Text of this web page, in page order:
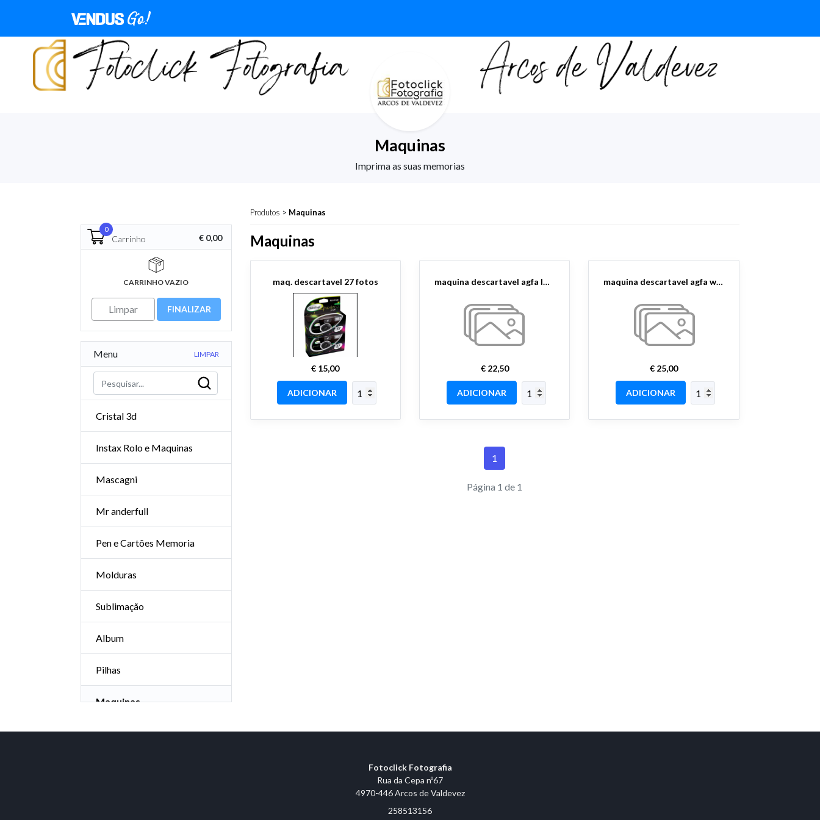
Maquinas
Imprima as suas memorias
Produtos > Maquinas
0
Carrinho € 0,00
CARRINHO VAZIO
Limpar FINALIZAR
Menu LIMPAR
Cristal 3d
Instax Rolo e Maquinas
Mascagni
Mr anderfull
Pen e Cartões Memoria
Molduras
Sublimação
Album
Pilhas
Maquinas
Telas e Acrilicos
Maquinas
maq. descartavel 27 fotos
€ 15,00
ADICIONAR
maquina descartavel agfa love 27 fotos
€ 22,50
ADICIONAR
maquina descartavel agfa wedding 27 photos
€ 25,00
ADICIONAR
1
Página 1 de 1
Fotoclick Fotografia
Rua da Cepa nº67
4970-446 Arcos de Valdevez
258513156